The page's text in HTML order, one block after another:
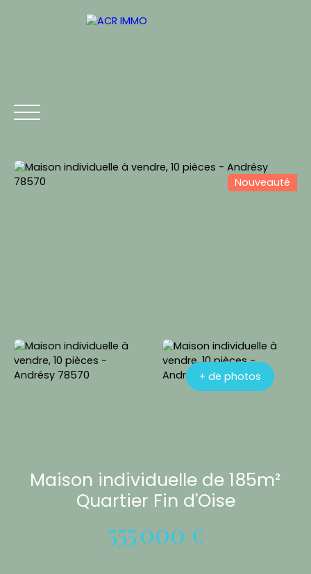
VENDRE CONTACT
Nouveauté
+ de photos
Maison individuelle de 185m²
Quartier Fin d'Oise
555 000 €